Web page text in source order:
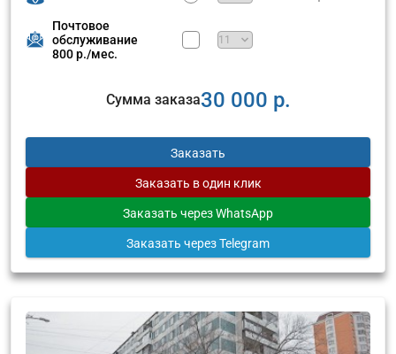
Почтовое
обслуживание
800 р./мес.
Сумма заказа30 000 р.
Заказать
Заказать в один клик
Заказать через WhatsApp
Заказать через Telegram